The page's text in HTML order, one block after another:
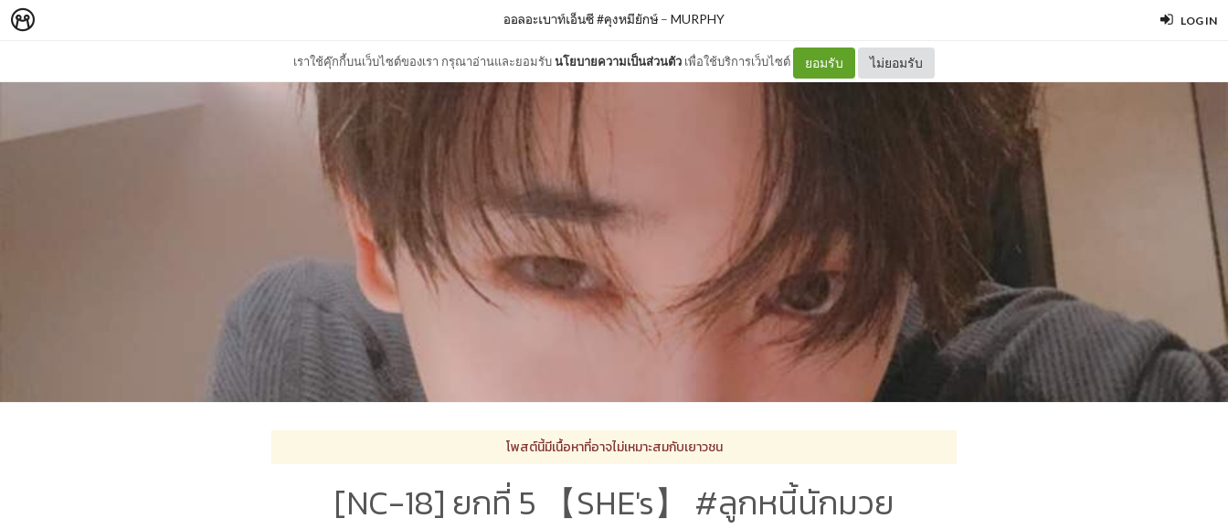
LOG IN
เราใช้คุ๊กกี้บนเว็บไซต์ของเรา กรุณาอ่านและยอมรับนโยบายความเป็นส่วนตัว เพื่อใช้บริการเว็บไซต์ ยอมรับ ไม่ยอมรับ
ออลอะเบาท์เอ็นซี #คุงหมียักษ์ – MURPHY
โพสต์นี้มีเนื้อหาที่อาจไม่เหมาะสมกับเยาวชน
[NC-18] ยกที่ 5 【SHE's】 #ลูกหนี้นักมวย